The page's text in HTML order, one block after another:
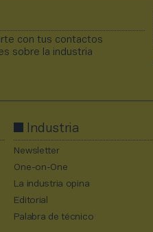
con tus contactos
sobre la industria
Industria
Newsletter
One-on-One
La industria opina
Editorial
Palabra de técnico